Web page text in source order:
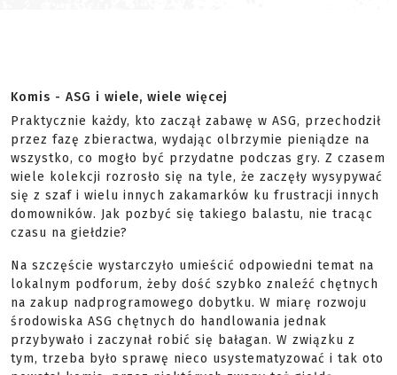
Komis - ASG i wiele, wiele więcej
Praktycznie każdy, kto zaczął zabawę w ASG, przechodził
przez fazę zbieractwa, wydając olbrzymie pieniądze na
wszystko, co mogło być przydatne podczas gry. Z czasem
wiele kolekcji rozrosło się na tyle, że zaczęły wysypywać
się z szaf i wielu innych zakamarków ku frustracji innych
domowników. Jak pozbyć się takiego balastu, nie tracąc
czasu na giełdzie?
Na szczęście wystarczyło umieścić odpowiedni temat na
lokalnym podforum, żeby dość szybko znaleźć chętnych
na zakup nadprogramowego dobytku. W miarę rozwoju
środowiska ASG chętnych do handlowania jednak
przybywało i zaczynał robić się bałagan. W związku z
tym, trzeba było sprawę nieco usystematyzować i tak oto